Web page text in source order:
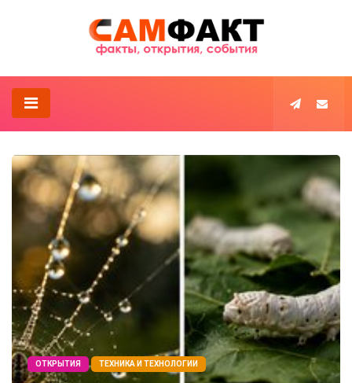
ОТКРЫТИЯ ТЕХНИКА И ТЕХНОЛОГИИ